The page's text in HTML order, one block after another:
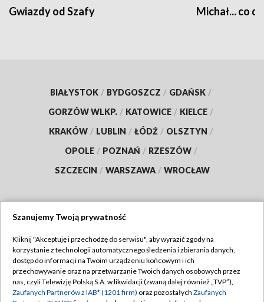
Gwiazdy od Szafy Michał... co
BIAŁYSTOK / BYDGOSZCZ / GDAŃSK /
GORZÓW WLKP. / KATOWICE / KIELCE /
KRAKÓW / LUBLIN / ŁÓDŹ / OLSZTYN /
OPOLE / POZNAŃ / RZESZÓW /
SZCZECIN / WARSZAWA / WROCŁAW
TVP
Abonament TVP
Emisja w TVP
Regulamin TVP
Polityka prywatności
Szanujemy Twoją prywatność
Kliknij "Akceptuję i przechodzę do serwisu", aby wyrazić zgody na
korzystanie z technologii automatycznego śledzenia i zbierania danych,
dostęp do informacji na Twoim urządzeniu końcowym i ich
przechowywanie oraz na przetwarzanie Twoich danych osobowych przez
nas, czyli Telewizję Polską S.A. w likwidacji (zwaną dalej również „TVP”),
Zaufanych Partnerów z IAB* (1201 firm) oraz pozostałych Zaufanych